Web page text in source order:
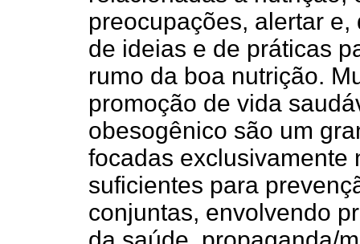
preocupações, alertar
de ideias e de práticas
rumo da boa nutrição.
promoção de vida
obesogênico são um
focadas exclusivamente
suficientes para
conjuntas, envolvendo